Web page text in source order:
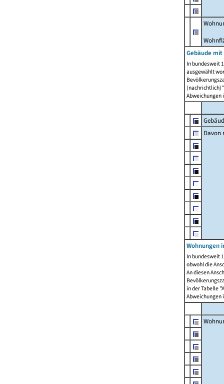
Gebäude
In bundesweit
ausgewählt
Abweichungen
Davon
Wohnungen
In bundesweit
obwohl die
An diesen
in der Tabelle
Abweichungen